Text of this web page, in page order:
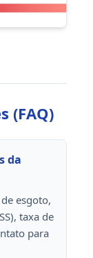
(FAQ)
da
esgoto,
taxa de
para